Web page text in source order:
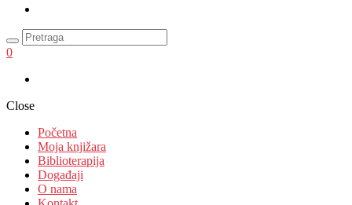
0
Close
Početna
Moja knjižara
Biblioterapija
Događaji
O nama